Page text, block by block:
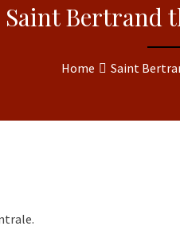
Saint Bertrand
Home Saint